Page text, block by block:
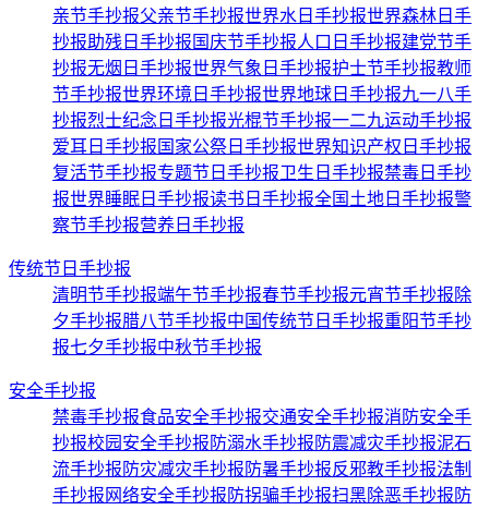
亲节手抄报父亲节手抄报世界水日手抄报世界森林日手
抄报助残日手抄报 国庆节手抄报人口日手抄报建党节手
抄报无烟日手抄报世界气象日手抄报护士节手抄报教师
节手抄报世界环境日手抄报世界地球日手抄报九一八手
抄报烈士纪念日手抄报光棍节手抄报一二九运动手抄报
爱耳日手抄报 国家公祭日手抄报世界知识产权日手抄报
复活节手抄报专题节日手抄报卫生日手抄报禁毒日手抄
报世界睡眠日手抄报读书日手抄报全国土地日手抄报警
察节手抄报营养日手抄报
传统节日手抄报
清明节手抄报端午节手抄报春节手抄报元宵节手抄报除
夕手抄报腊八节手抄报中国传统节日手抄报重阳节手抄
报七夕手抄报中秋节手抄报
安全手抄报
禁毒手抄报食品安全手抄报交通安全手抄报消防安全手
抄报校园安全手抄报 防溺水手抄报 防震减灾手抄报泥石
流手抄报 防灾减灾手抄报 防暑手抄报反邪教手抄报法制
手抄报 网络安全手抄报 防拐骗手抄报扫黑除恶手抄报 防